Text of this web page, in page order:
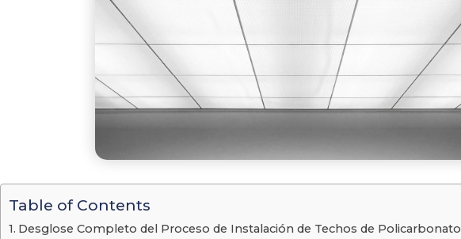
Table of Contents
Desglose Completo del Proceso de Instalación de Techos de Policarbonato